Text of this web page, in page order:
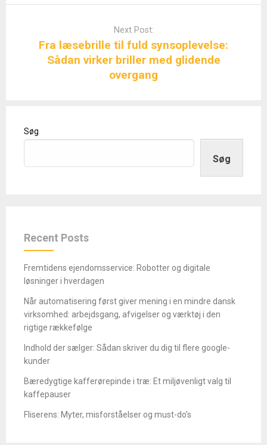
Next Post:
Fra læsebrille til fuld synsoplevelse:
Sådan virker briller med glidende
overgang
Søg
Søg
Recent Posts
Fremtidens ejendomsservice: Robotter og digitale
løsninger i hverdagen
Når automatisering først giver mening i en mindre dansk
virksomhed: arbejdsgang, afvigelser og værktøj i den
rigtige rækkefølge
Indhold der sælger: Sådan skriver du dig til flere google-
kunder
Bæredygtige kafferørepinde i træ: Et miljøvenligt valg til
kaffepauser
Fliserens: Myter, misforståelser og must-do’s